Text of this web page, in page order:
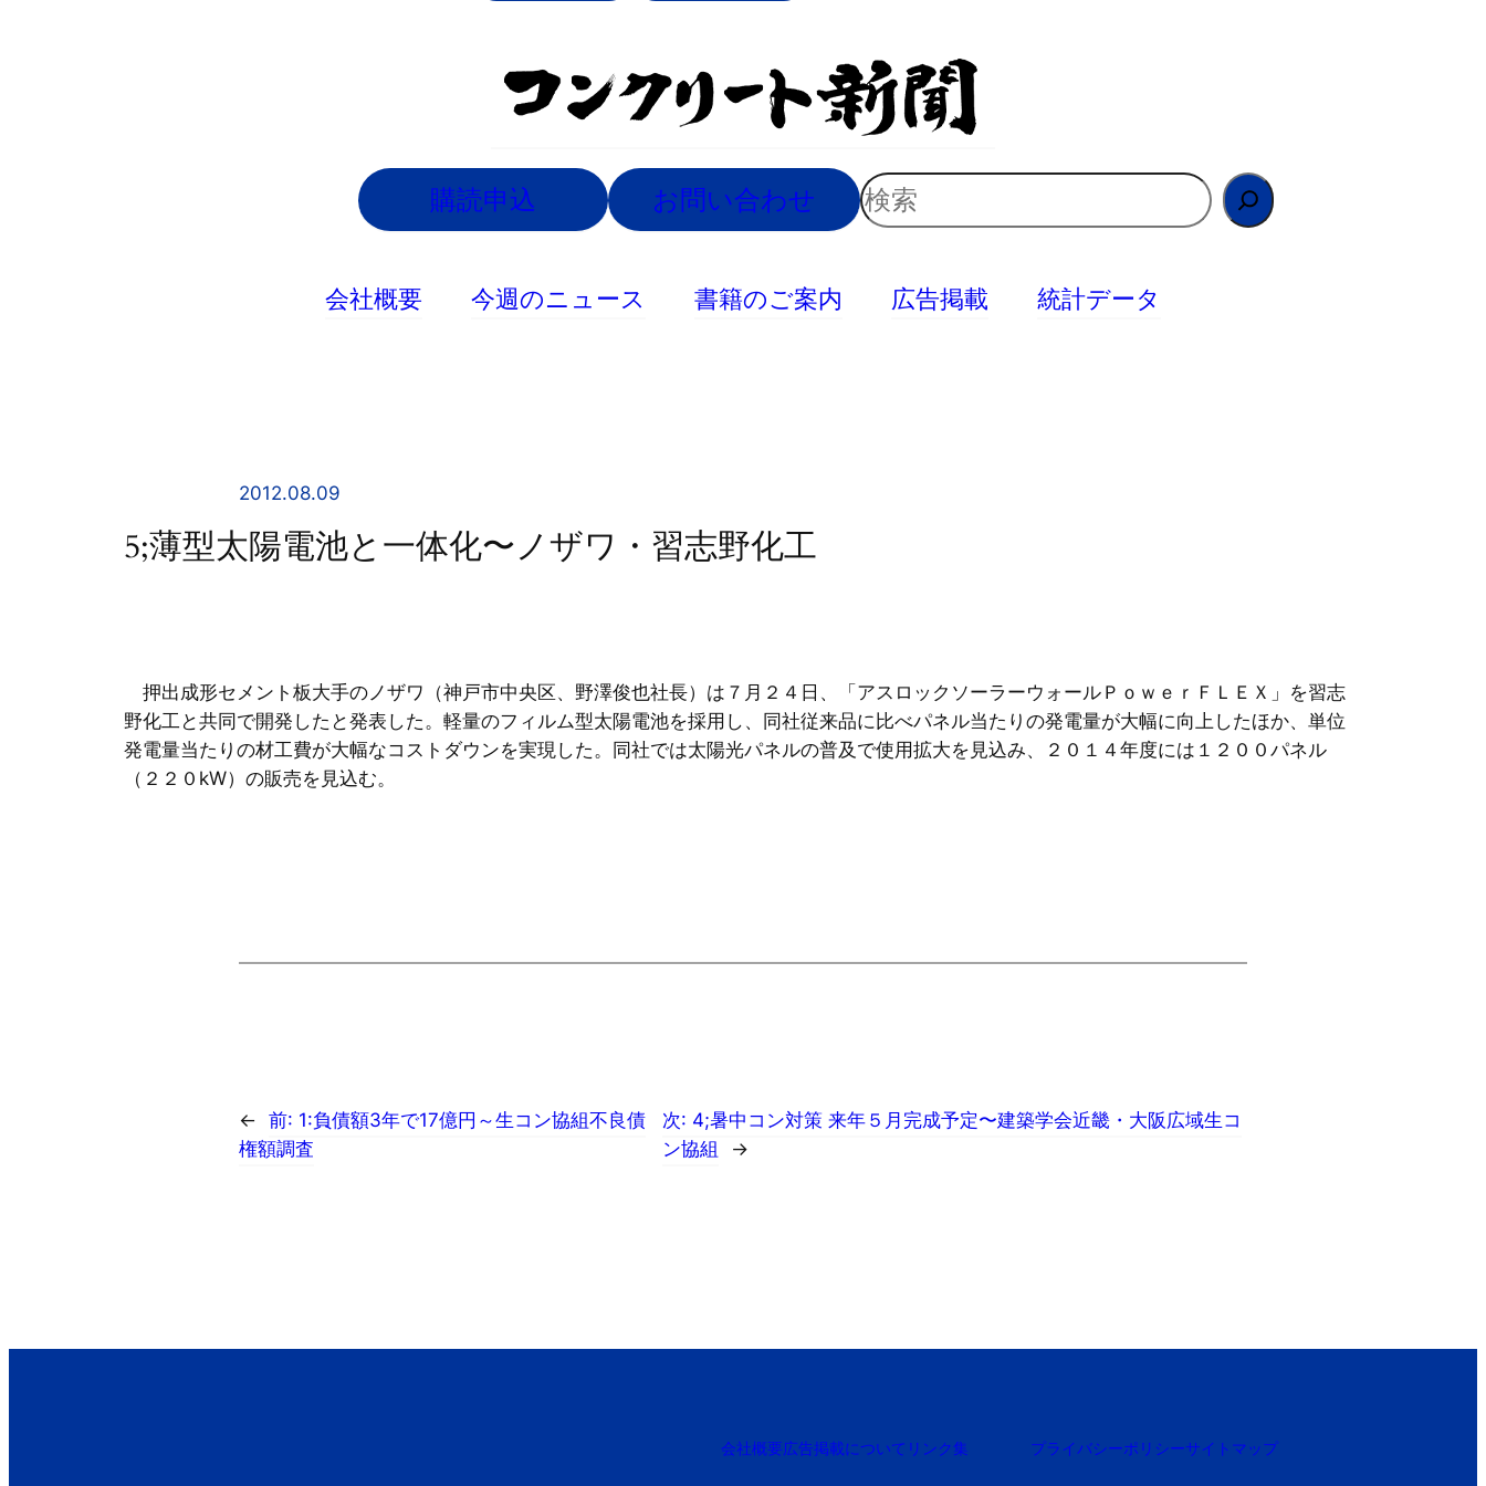
購読申込 お問い合わせ
検
索
会社概要 今週のニュース 書籍のご案内 広告掲載 統計データ
2012.08.09
5;薄型太陽電池と一体化〜ノザワ・習志野化工
押出成形セメント板大手のノザワ（神戸市中央区、野澤俊也社長）は７月２４日、「アスロックソーラーウォールＰｏｗｅｒＦＬＥＸ」を習志
野化工と共同で開発したと発表した。軽量のフィルム型太陽電池を採用し、同社従来品に比べパネル当たりの発電量が大幅に向上したほか、単位
発電量当たりの材工費が大幅なコストダウンを実現した。同社では太陽光パネルの普及で使用拡大を見込み、２０１４年度には１２００パネル
（２２０kW）の販売を見込む。
← 前: 1:負債額3年で17億円～生コン協組不良債
権額調査
次: 4;暑中コン対策 来年５月完成予定〜建築学会近畿・大阪広域生コ
ン協組
→
会社概要広告掲載について リンク集 プライバシーポリシーサイトマップ